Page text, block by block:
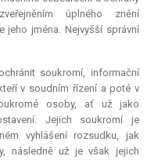
úplného znění
jeho jména. Nejvyšší správní
soukromí, informační
v soudním řízení a poté v
osoby, ať už jako
Jejich soukromí je
vyhlášení rozsudku, jak
následně už je však jejich